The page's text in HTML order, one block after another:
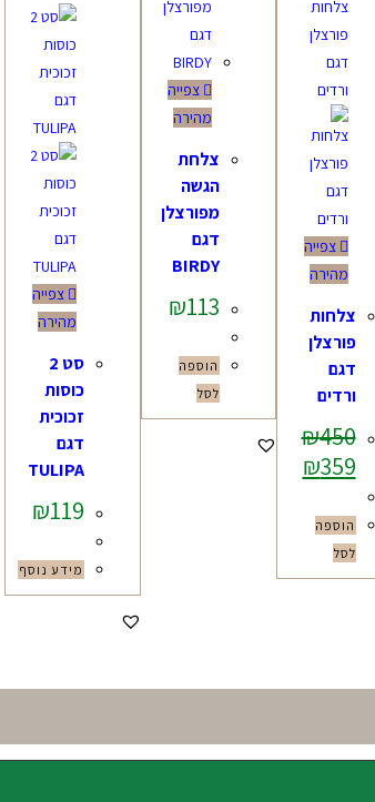
צפייה
מהירה
צלחות
פורצלן
דגם
ורדים
₪450
₪359
הוספה
לסל
צפייה
מהירה
צלחת
הגשה
מפורצלן
דגם
BIRDY
₪113
הוספה
לסל
צפייה
מהירה
סט 2
כוסות
זכוכית
דגם
TULIPA
₪119
מידע נוסף